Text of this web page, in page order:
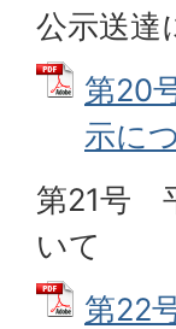
公示送達
第20
示に
第21号
いて
第22